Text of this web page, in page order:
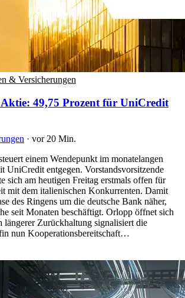
& Versicherungen
49,75 Prozent für UniCredit
· vor 20 Min.
einem Wendepunkt im monatelangen
UniCredit entgegen. Vorstandsvorsitzende
sich am heutigen Freitag erstmals offen für
mit dem italienischen Konkurrenten. Damit
des Ringens um die deutsche Bank näher,
seit Monaten beschäftigt. Orlopp öffnet sich
längerer Zurückhaltung signalisiert die
nun Kooperationsbereitschaft…